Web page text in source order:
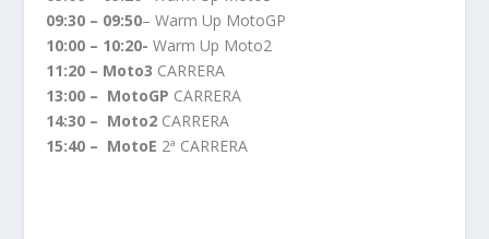
09:30 – 09:50– Warm Up MotoGP
10:00 – 10:20-Warm Up Moto2
11:20 – Moto3 CARRERA
13:00 – MotoGP CARRERA
14:30 – Moto2 CARRERA
15:40 – MotoE 2ª CARRERA